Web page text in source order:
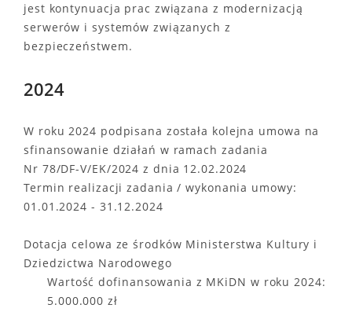
jest kontynuacja prac związana z modernizacją
serwerów i systemów związanych z
bezpieczeństwem.
2024
W roku 2024 podpisana została kolejna umowa na
sfinansowanie działań w ramach zadania
Nr 78/DF-V/EK/2024 z dnia 12.02.2024
Termin realizacji zadania / wykonania umowy:
01.01.2024 - 31.12.2024
Dotacja celowa ze środków Ministerstwa Kultury i
Dziedzictwa Narodowego
Wartość dofinansowania z MKiDN w roku 2024:
5.000.000 zł